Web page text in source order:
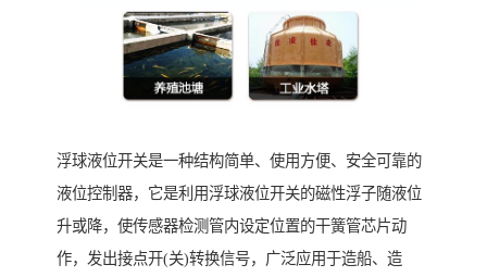
浮球液位开关是一种结构简单、使用方便、安全可靠的
液位控制器，它是利用浮球液位开关的磁性浮子随液位
升或降，使传感器检测管内设定位置的干簧管芯片动
作，发出接点开(关)转换信号，广泛应用于造船、造